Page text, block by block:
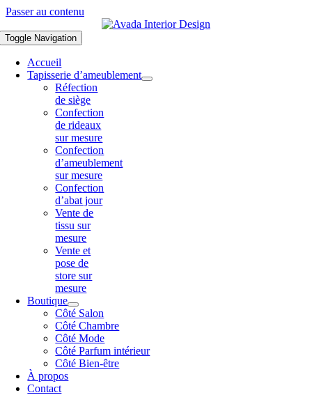
Passer au contenu
Toggle Navigation
Accueil
Tapisserie d’ameublement
Réfection
de siège
Confection
de rideaux
sur mesure
Confection
d’ameublement
sur mesure
Confection
d’abat jour
Vente de
tissu sur
mesure
Vente et
pose de
store sur
mesure
Boutique
Côté Salon
Côté Chambre
Côté Mode
Côté Parfum intérieur
Côté Bien-être
À propos
Contact